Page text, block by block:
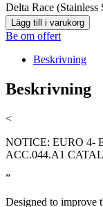
Delta Race (Stainless
Lägg till i varukorg
Be om offert
Beskrivning
Beskrivning
<
NOTICE: EURO 4-
ACC.044.A1
”
Designed to improve